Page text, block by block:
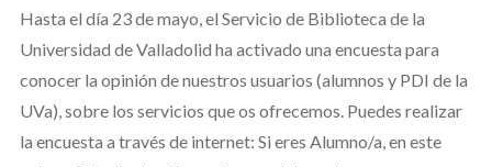
Hasta el día 23 de mayo, el Servicio de Biblioteca de la
Universidad de Valladolid ha activado una encuesta para
conocer la opinión de nuestros usuarios (alumnos y PDI de la
UVa), sobre los servicios que os ofrecemos. Puedes realizar
la encuesta a través de internet: Si eres Alumno/a, en este